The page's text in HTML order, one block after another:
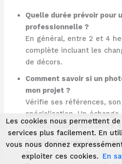
Quelle durée prévoir pour
professionnelle ?
En général, entre 2 et 4
complète incluant les
de décors.
Comment savoir si un
mon projet ?
Vérifie ses références,
spécialisation. Un
rendez-vous préparatoire
Quels éléments dois-je
?
Les cookies nous permettent
services plus facilement. En
vous nous donnez
exploiter ces cookies. En